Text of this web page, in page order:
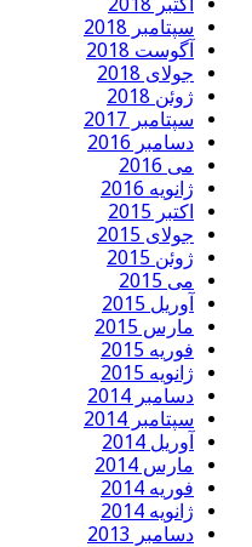
سپتامبر 2018
آگوست 2018
جولای 2018
ژوئن 2018
سپتامبر 2017
دسامبر 2016
می 2016
ژانویه 2016
اکتبر 2015
جولای 2015
ژوئن 2015
می 2015
آوریل 2015
مارس 2015
فوریه 2015
ژانویه 2015
دسامبر 2014
سپتامبر 2014
آوریل 2014
مارس 2014
فوریه 2014
ژانویه 2014
دسامبر 2013